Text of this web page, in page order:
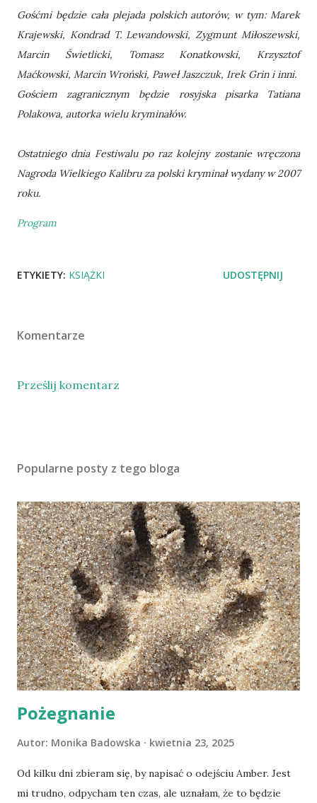
Gośćmi będzie cała plejada polskich autorów, w tym: Marek
Krajewski, Kondrad T. Lewandowski, Zygmunt Miłoszewski,
Marcin Świetlicki, Tomasz Konatkowski, Krzysztof
Maćkowski, Marcin Wroński, Paweł Jaszczuk, Irek Grin i inni.
Gościem zagranicznym będzie rosyjska pisarka Tatiana
Polakowa, autorka wielu kryminałów.
Ostatniego dnia Festiwalu po raz kolejny zostanie wręczona
Nagroda Wielkiego Kalibru za polski kryminał wydany w 2007
roku.
Program
ETYKIETY: KSIĄŻKI UDOSTĘPNIJ
Komentarze
Prześlij komentarz
Popularne posty z tego bloga
Pożegnanie
Autor: Monika Badowska kwietnia 23, 2025
Od kilku dni zbieram się, by napisać o odejściu Amber. Jest
mi trudno, odpycham ten czas, ale uznałam, że to będzie